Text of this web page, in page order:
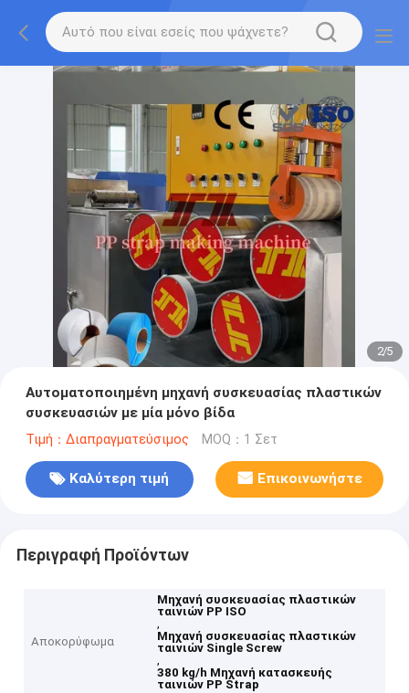
2/5
Αυτοματοποιημένη μηχανή συσκευασίας πλαστικών
συσκευασιών με μία μόνο βίδα
Τιμή：Διαπραγματεύσιμος MOQ：1 Σετ
Καλύτερη τιμή Επικοινωνήστε
Περιγραφή Προϊόντων
Αποκορύφωμα
Μηχανή συσκευασίας πλαστικών
ταινιών PP ISO
,
Μηχανή συσκευασίας πλαστικών
ταινιών Single Screw
,
380 kg/h Μηχανή κατασκευής
ταινιών PP Strap